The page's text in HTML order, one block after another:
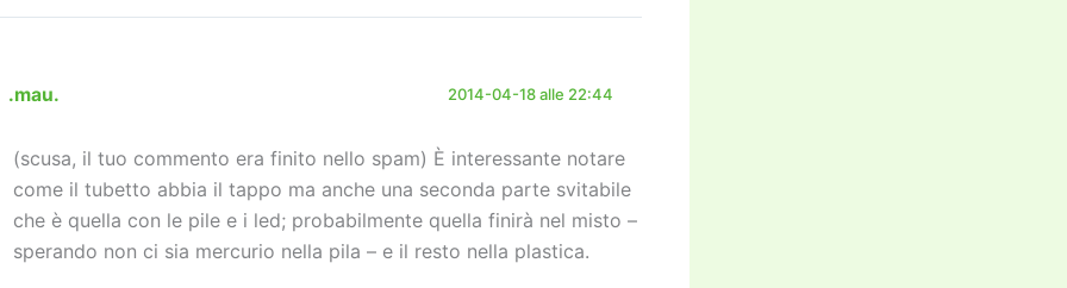
.mau. 2014-04-18 alle 22:44
(scusa, il tuo commento era finito nello spam) È interessante notare
come il tubetto abbia il tappo ma anche una seconda parte svitabile
che è quella con le pile e i led; probabilmente quella finirà nel misto –
sperando non ci sia mercurio nella pila – e il resto nella plastica.